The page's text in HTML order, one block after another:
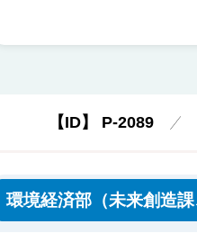
【ID】 P-2089
環境経済部（未来創造